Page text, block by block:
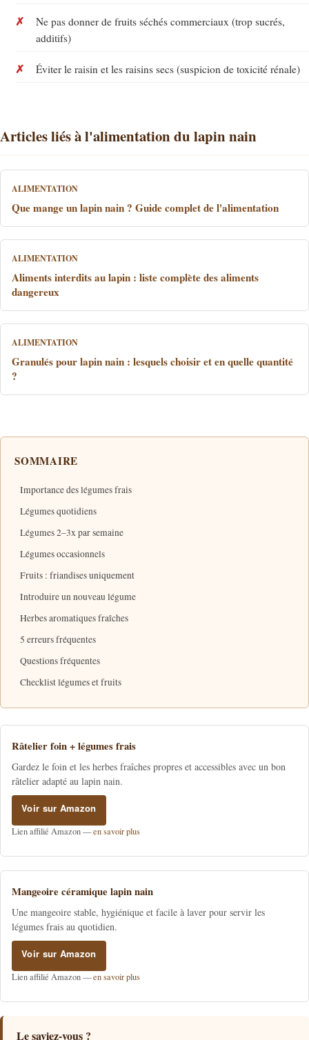
Ne pas donner de fruits séchés commerciaux (trop sucrés,
additifs)
Éviter le raisin et les raisins secs (suspicion de toxicité rénale)
Articles liés à l'alimentation du lapin nain
ALIMENTATION
Que mange un lapin nain ? Guide complet de l'alimentation
ALIMENTATION
Aliments interdits au lapin : liste complète des aliments
dangereux
ALIMENTATION
Granulés pour lapin nain : lesquels choisir et en quelle quantité
?
SOMMAIRE
Importance des légumes frais
Légumes quotidiens
Légumes 2–3x par semaine
Légumes occasionnels
Fruits : friandises uniquement
Introduire un nouveau légume
Herbes aromatiques fraîches
5 erreurs fréquentes
Questions fréquentes
Checklist légumes et fruits
Râtelier foin + légumes frais
Gardez le foin et les herbes fraîches propres et accessibles avec un bon
râtelier adapté au lapin nain.
Voir sur Amazon
Lien affilié Amazon —en savoir plus
Mangeoire céramique lapin nain
Une mangeoire stable, hygiénique et facile à laver pour servir les
légumes frais au quotidien.
Voir sur Amazon
Lien affilié Amazon —en savoir plus
Le saviez-vous ?